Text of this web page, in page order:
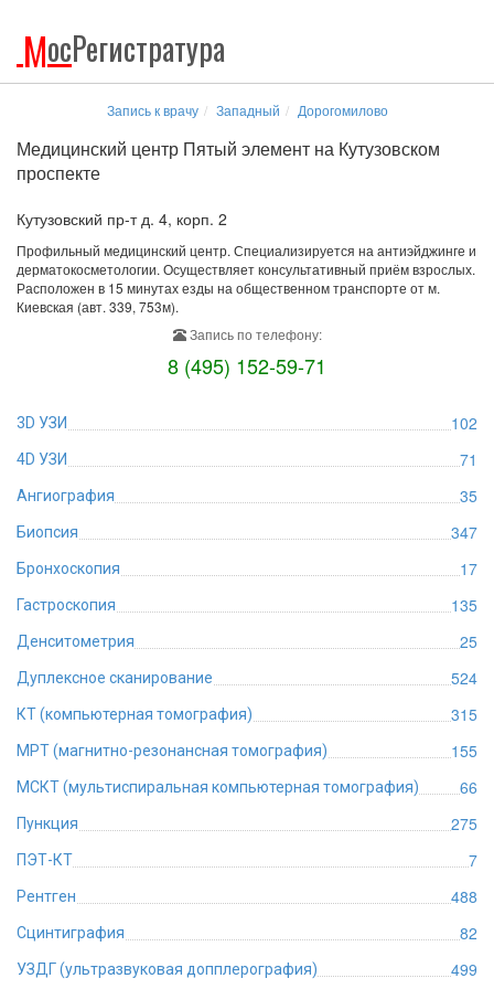
МосРегистратура
Запись к врачу Западный Дорогомилово
Медицинский центр Пятый элемент на Кутузовском
проспекте
Кутузовский пр-т д. 4, корп. 2
Профильный медицинский центр. Специализируется на антиэйджинге и
дерматокосметологии. Осуществляет консультативный приём взрослых.
Расположен в 15 минутах езды на общественном транспорте от м.
Киевская (авт. 339, 753м).
Запись по телефону:
8 (495) 152-59-71
3D УЗИ 102
4D УЗИ 71
Ангиография 35
Биопсия 347
Бронхоскопия 17
Гастроскопия 135
Денситометрия 25
Дуплексное сканирование 524
КТ (компьютерная томография) 315
МРТ (магнитно-резонансная томография) 155
МСКТ (мультиспиральная компьютерная томография) 66
Пункция 275
ПЭТ-КТ 7
Рентген 488
Сцинтиграфия 82
УЗДГ (ультразвуковая допплерография) 499